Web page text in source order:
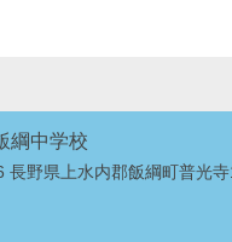
綱中学校
長野県上水内郡飯綱町普